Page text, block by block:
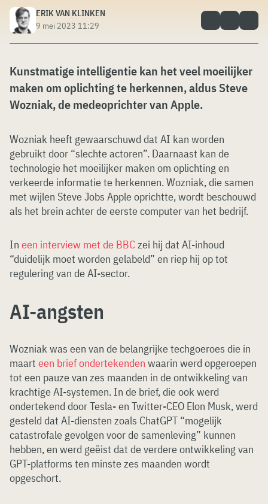
ERIK VAN KLINKEN
9 mei 2023 11:29
Kunstmatige intelligentie kan het veel moeilijker
maken om oplichting te herkennen, aldus Steve
Wozniak, de medeoprichter van Apple.
Wozniak heeft gewaarschuwd dat AI kan worden
gebruikt door “slechte actoren”. Daarnaast kan de
technologie het moeilijker maken om oplichting en
verkeerde informatie te herkennen. Wozniak, die samen
met wijlen Steve Jobs Apple oprichtte, wordt beschouwd
als het brein achter de eerste computer van het bedrijf.
In een interview met de BBCzei hij dat AI-inhoud
“duidelijk moet worden gelabeld” en riep hij op tot
regulering van de AI-sector.
AI-angsten
Wozniak was een van de belangrijke techgoeroes die in
maart een brief ondertekenden waarin werd opgeroepen
tot een pauze van zes maanden in de ontwikkeling van
krachtige AI-systemen. In de brief, die ook werd
ondertekend door Tesla- en Twitter-CEO Elon Musk, werd
gesteld dat AI-diensten zoals ChatGPT “mogelijk
catastrofale gevolgen voor de samenleving” kunnen
hebben, en werd geëist dat de verdere ontwikkeling van
GPT-platforms ten minste zes maanden wordt
opgeschort.